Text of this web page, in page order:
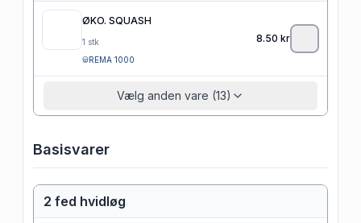
ØKO. SQUASH
1 stk
REMA 1000
8.50 kr
Vælg anden vare (13)
Basisvarer
2 fed hvidløg